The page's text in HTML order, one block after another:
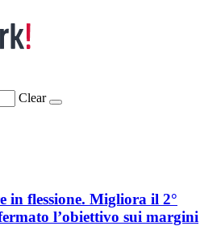
Clear
in flessione. Migliora il 2°
l’obiettivo sui margini